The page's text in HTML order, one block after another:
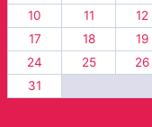
10
11 12
17
18 19
24
25 26
31